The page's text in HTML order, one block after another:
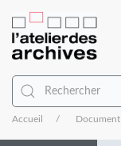
Accueil